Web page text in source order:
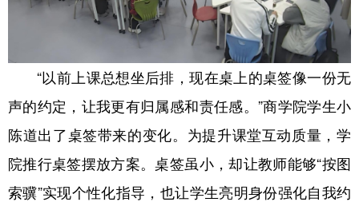
天津 河北 山西
上海 江苏
山东 河南 湖北 湖南
广东 广西 海南 重庆
四川 贵州 云南 西藏
“以前上课总想坐后排，现在桌上的桌签像一份无
声的约定，让我更有归属感和责任感。”商学院学生小
陈道出了桌签带来的变化。为提升课堂互动质量，学
院推行桌签摆放方案。桌签虽小，却让教师能够“按图
索骥”实现个性化指导，也让学生亮明身份强化自我约